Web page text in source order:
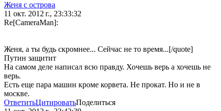
Женя с острова
11 окт. 2012 г., 23:33:32
Re[CameraMan]:
Женя, а ты будь скромнее... Сейчас не то время...[/quote]
Путин защитит
На самом деле написал всю правду. Хочешь верь а хочешь не
верь.
Есть еще пара машин кроме корвета. Не прокат. Но и не в
москве.
ОтветитьЦитироватьПоделиться